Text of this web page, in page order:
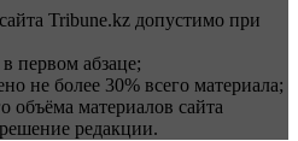
Tribune.kz допустимо при
первом абзаце;
не более 30% всего материала;
материалов сайта
редакции.